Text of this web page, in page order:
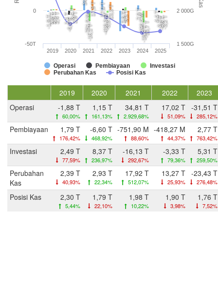
-1,9 T 1,1 T
17,0 T 7,9 T 4,4 T
1,8 T -6,6 T -751,9 M -418,3 M 2,8 T -196,5 M -3,1 T
2,5 T 8,4 T
-16,1 T
-3,3 T 5,3 T
-18,4 T
-4,6 T
2,4 T 2,9 T
17,9 T 13,3 T
-10,7 T -3,2 T
Operasi Pembiayaan
Investasi
Perubahan Kas
Posisi Kas
2019 2020 2021 2022 2023 2024 2025
-50T
0
1 500G
2 000G
2019 2020 2021 2022
2023
Operasi
-1,88 T
60,00%
1,15 T
161,13%
34,81 T
2.929,68%
17,02 T
51,09%
-31,51 T
285,12%
Pembiayaan 1,79 T
176,42%
-6,60 T
468,92%
-751,90 M
88,60%
-418,27 M
44,37%
2,77 T
763,42%
Investasi 2,49 T
77,59%
8,37 T
236,97%
-16,13 T
292,67%
-3,33 T
79,36%
5,31 T
259,50%
Perubahan
Kas
2,39 T
40,93%
2,93 T
22,34%
17,92 T
512,07%
13,27 T
25,93%
-23,43 T
276,48%
Posisi Kas 2,30 T
5,44%
1,79 T
22,10%
1,98 T
10,22%
1,90 T
3,98%
1,76 T
7,52%